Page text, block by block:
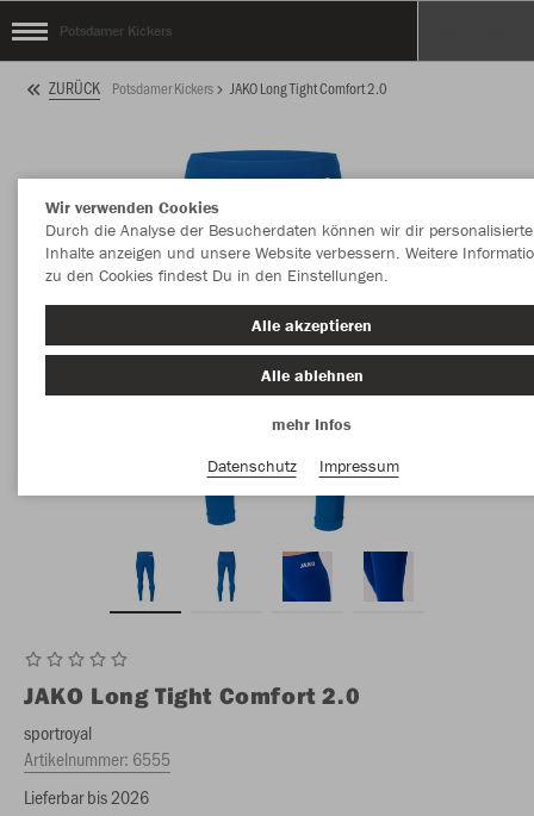
Potsdamer Kickers
ZURÜCK Potsdamer Kickers JAKO Long Tight Comfort 2.0
JAKO Long Tight Comfort 2.0
sportroyal
Artikelnummer: 6555
Lieferbar bis 2026
Wir verwenden Cookies
Durch die Analyse der Besucherdaten können wir dir personalisierte
Inhalte anzeigen und unsere Website verbessern. Weitere
zu den Cookies findest Du in den Einstellungen.
Alle akzeptieren
Alle ablehnen
mehr Infos
Datenschutz
Impressum